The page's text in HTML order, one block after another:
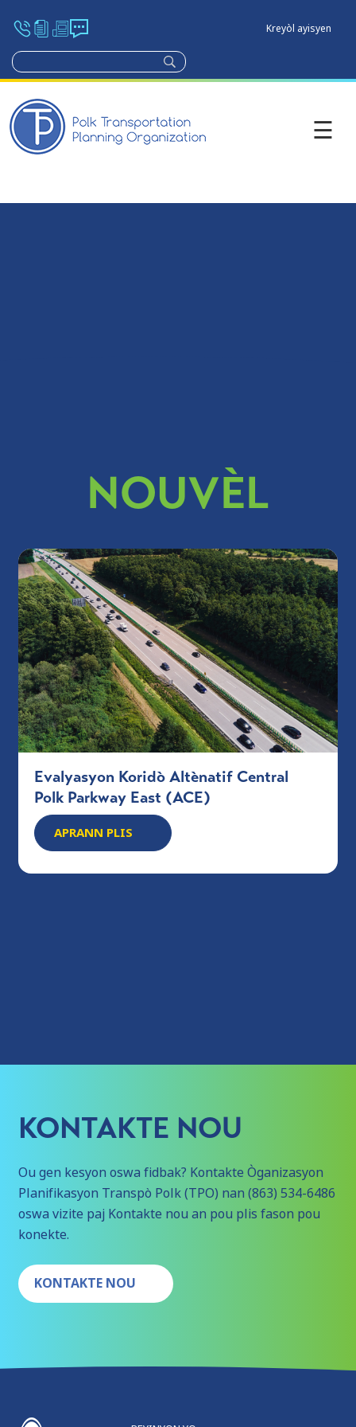
Kreyòl ayisyen
NOUVÈL
Evalyasyon Koridò Altènatif Central
Polk Parkway East (ACE)
APRANN PLIS
KONTAKTE NOU
Ou gen kesyon oswa fidbak? Kontakte Òganizasyon
Planifikasyon Transpò Polk (TPO) nan (863) 534-6486
oswa vizite paj Kontakte nou an pou plis fason pou
konekte.
KONTAKTE NOU